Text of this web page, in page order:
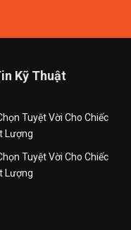
Kỹ Thuật
Tuyệt Vời Cho Chiếc
Lượng
Tuyệt Vời Cho Chiếc
Lượng